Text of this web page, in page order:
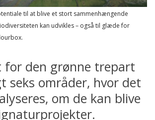
til at blive et stort sammenhængende
kan udvikles – også til glæde for
for den grønne trepart
seks områder, hvor det
om de kan blive